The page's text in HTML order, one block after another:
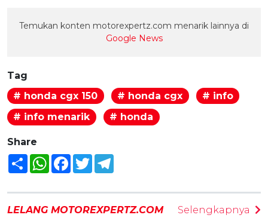
Temukan konten motorexpertz.com menarik lainnya di
Google News
Tag
# honda cgx 150
# honda cgx
# info
# info menarik
# honda
Share
Share WhatsAppFacebook
Twitter
LELANG MOTOREXPERTZ.COM Selengkapnya